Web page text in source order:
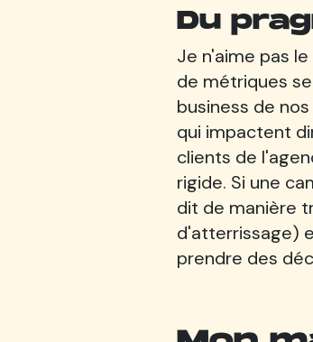
Du
Je n'aime pas
de métriques
business de
qui impactent
clients de
rigide. Si une
dit de manière
d'atterrissage)
prendre des